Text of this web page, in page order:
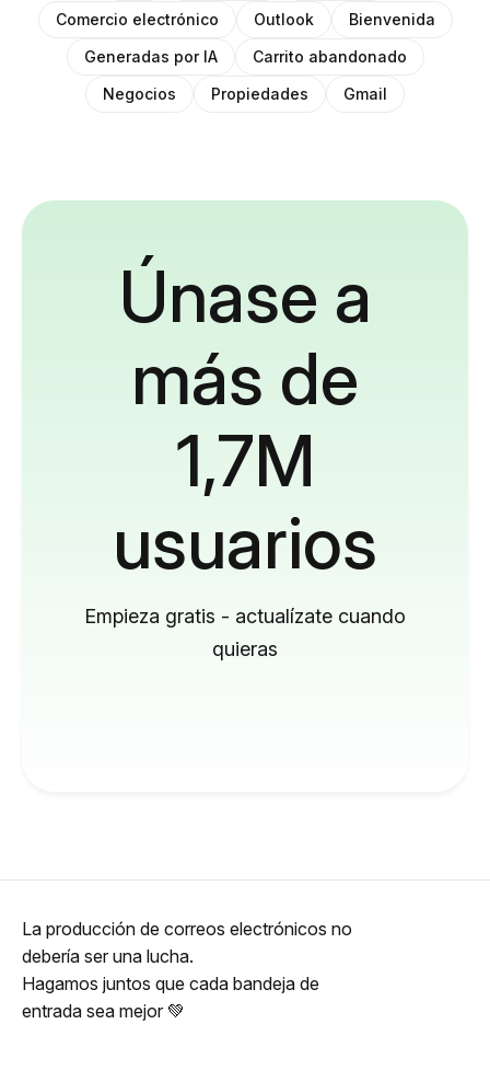
Comercio electrónico
Outlook
Bienvenida
Generadas por IA
Carrito abandonado
Negocios
Propiedades Gmail
Únase a
más de
1,7M
usuarios
Empieza gratis - actualízate cuando
quieras
La producción de correos electrónicos no
debería ser una lucha.
Hagamos juntos que cada bandeja de
entrada sea mejor 💚